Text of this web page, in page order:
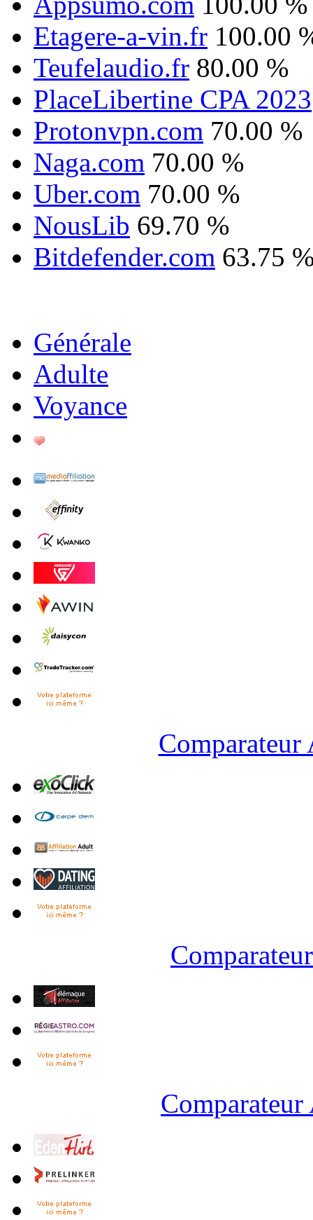
Etagere-a-vin.fr 100.00
Teufelaudio.fr 80.00 %
PlaceLibertine CPA 2023
Protonvpn.com 70.00 %
Naga.com 70.00 %
Uber.com 70.00 %
NousLib 69.70 %
Bitdefender.com 63.75
Générale
Adulte
Voyance